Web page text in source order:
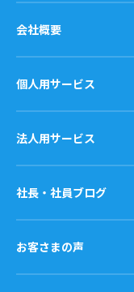
会社概要
個人用サービス
法人用サービス
社長・社員ブログ
お客さまの声